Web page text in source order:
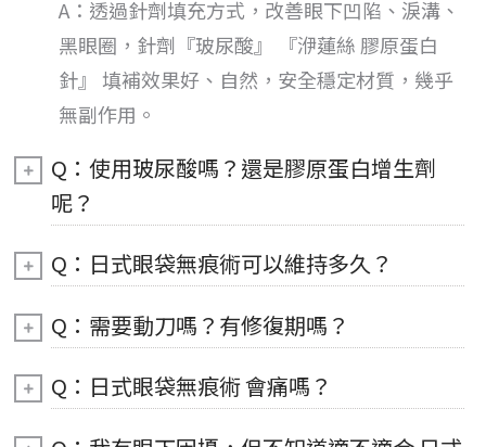
A：透過針劑填充方式，改善眼下凹陷、淚溝、
黑眼圈，針劑『玻尿酸』 『洢蓮絲 膠原蛋白
針』 填補效果好、自然，安全穩定材質，幾乎
無副作用。
Q：使用玻尿酸嗎？還是膠原蛋白增生劑
呢？
Q：日式眼袋無痕術可以維持多久？
Q：需要動刀嗎？有修復期嗎？
Q：日式眼袋無痕術 會痛嗎？